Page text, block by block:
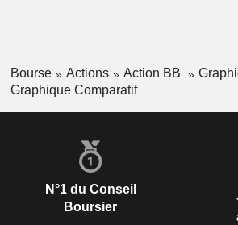
Bourse Actions Action BB
Graphique Comparatif
N°1 du Conseil
Boursier